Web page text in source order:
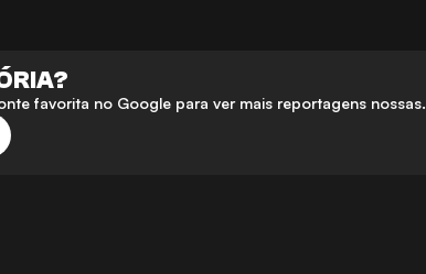
favorita no Google para ver mais reportagens nossas.